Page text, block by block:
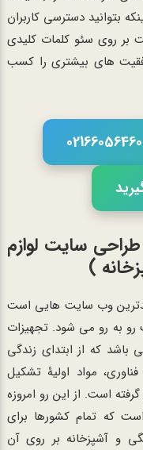
بتوانید دسترسی کاربران
بر روی سئو کلمات کلیدی
های بیشتری را کسب
سایت لوازم
)
وب سایت هایی است
به رو می شود. تجهیزات
باشد که از ابتدای زندگی
مواد اولیۀ تشکیل
است. از این رو امروزه
که تمام کشورها برای
و آشپزخانه بر روی آن